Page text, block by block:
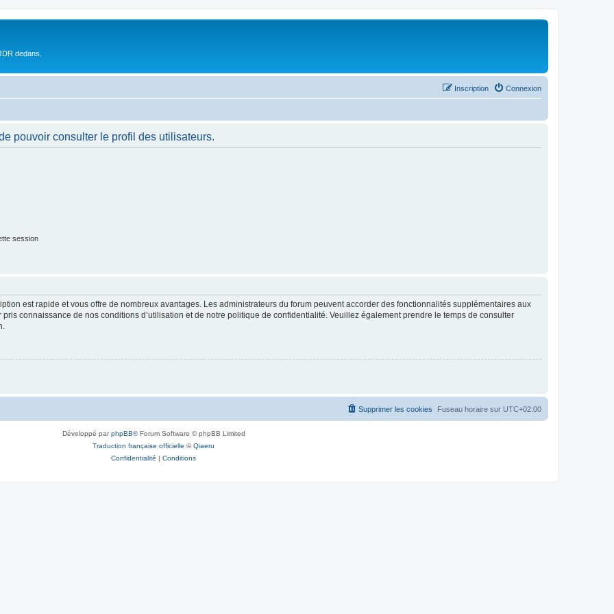
dedans.
Connexion
Inscription
pouvoir consulter le profil des utilisateurs.
session
est rapide et vous offre de nombreux avantages. Les administrateurs du forum peuvent accorder des fonctionnalités supplémentaires aux
connaissance de nos conditions d’utilisation et de notre politique de confidentialité. Veuillez également prendre le temps de consulter
Fuseau horaire sur UTC+02:00
Supprimer les cookies
Développé parphpBB® Forum Software © phpBB Limited
Traduction française officielle ©Qiaeru
Confidentialité | Conditions